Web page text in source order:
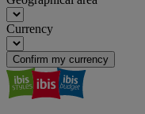
Currency
Confirm my currency